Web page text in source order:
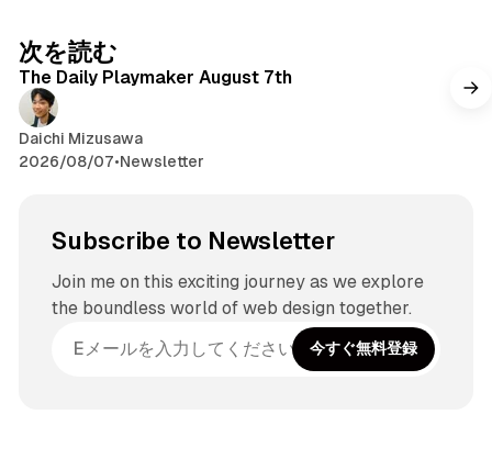
次を読む
The Daily Playmaker August 7th
Daichi Mizusawa
2026/08/07•Newsletter
Subscribe to Newsletter
Join me on this exciting journey as we explore
the boundless world of web design together.
今すぐ無料登録